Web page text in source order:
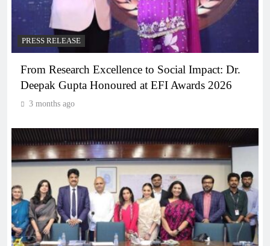
PRESS RELEASE
From Research Excellence to Social Impact: Dr.
Deepak Gupta Honoured at EFI Awards 2026
3 months ago